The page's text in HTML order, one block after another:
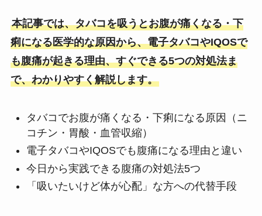
本記事では、タバコを吸うとお腹が痛くなる・下
痢になる医学的な原因から、電子タバコやIQOSで
も腹痛が起きる理由、すぐできる5つの対処法ま
で、わかりやすく解説します。
タバコでお腹が痛くなる・下痢になる原因（ニ
コチン・胃酸・血管収縮）
電子タバコやIQOSでも腹痛になる理由と違い
今日から実践できる腹痛の対処法5つ
「吸いたいけど体が心配」な方への代替手段